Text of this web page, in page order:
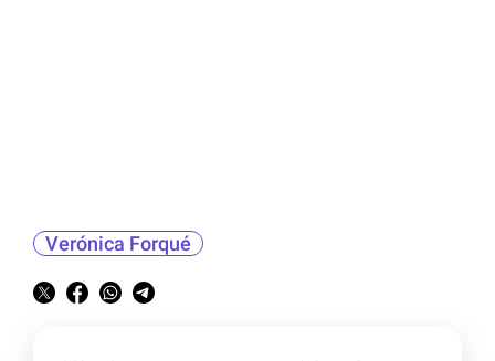
Verónica Forqué